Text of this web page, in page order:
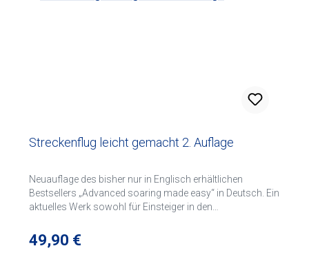
Streckenflug leicht gemacht 2. Auflage
Neuauflage des bisher nur in Englisch erhältlichen
Bestsellers „Advanced soaring made easy“ in Deutsch. Ein
aktuelles Werk sowohl für Einsteiger in den
Segelflieger. Wissen aus der Praxis eines erfahrenen
Wettbewerbspiloten und Fluglehrers.
Regulärer Preis:
49,90 €